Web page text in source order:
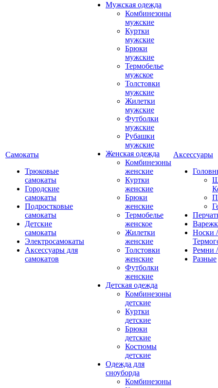
Самокаты
Трюковые
самокаты
Городские
самокаты
Подростковые
самокаты
Детские
самокаты
Электросамокаты
Аксессуары для
самокатов
Мужская одежда
Комбинезоны
мужские
Куртки
мужские
Брюки
мужские
Термобелье
мужское
Толстовки
мужские
Жилетки
мужские
Футболки
мужские
Рубашки
мужские
Женская одежда
Комбинезоны
женские
Куртки
женские
Брюки
женские
Термобелье
женское
Жилетки
женские
Толстовки
женские
Футболки
женские
Детская одежда
Комбинезоны
детские
Куртки
детские
Брюки
детские
Костюмы
детские
Одежда для
сноуборда
Комбинезоны
Аксессуары
Носки /
Ремни
Разные